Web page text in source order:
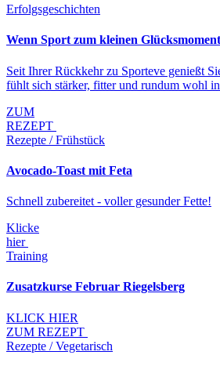
Erfolgsgeschichten
Wenn Sport zum kleinen
Seit Ihrer Rückkehr zu Sporteve genießt
fühlt sich stärker, fitter und rundum wohl
ZUM
REZEPT
Rezepte / Frühstück
Avocado-Toast mit Feta
Schnell zubereitet - voller gesunder Fette!
Klicke
hier
Training
Zusatzkurse Februar Riegelsberg
KLICK HIER
ZUM REZEPT
Rezepte / Vegetarisch